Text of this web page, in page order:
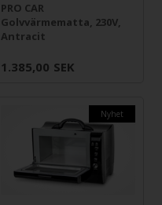
PRO CAR
Golvvärmematta, 230V,
Antracit
1.385,00 SEK
Nyhet